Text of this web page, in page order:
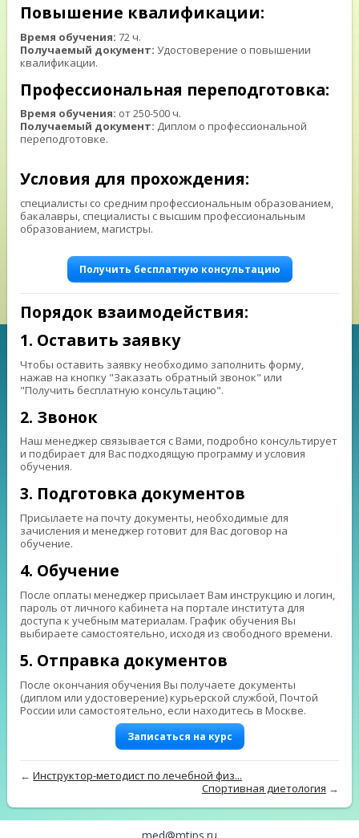
Повышение квалификации:
Время обучения: 72 ч.
Получаемый документ: Удостоверение о повышении
квалификации.
Профессиональная переподготовка:
Время обучения: от 250-500 ч.
Получаемый документ: Диплом о профессиональной
переподготовке.
Условия для прохождения:
специалисты со средним профессиональным образованием,
бакалавры, специалисты с высшим профессиональным
образованием, магистры.
Получить бесплатную консультацию
Порядок взаимодействия:
1. Оставить заявку
Чтобы оставить заявку необходимо заполнить форму,
нажав на кнопку "Заказать обратный звонок" или
"Получить бесплатную консультацию".
2. Звонок
Наш менеджер связывается с Вами, подробно консультирует
и подбирает для Вас подходящую программу и условия
обучения.
3. Подготовка документов
Присылаете на почту документы, необходимые для
зачисления и менеджер готовит для Вас договор на
обучение.
4. Обучение
После оплаты менеджер присылает Вам инструкцию и логин,
пароль от личного кабинета на портале института для
доступа к учебным материалам. График обучения Вы
выбираете самостоятельно, исходя из свободного времени.
5. Отправка документов
После окончания обучения Вы получаете документы
(диплом или удостоверение) курьерской службой, Почтой
России или самостоятельно, если находитесь в Москве.
Записаться на курс
←Инструктор-методист по лечебной физ...
Спортивная диетология →
med@mtips.ru